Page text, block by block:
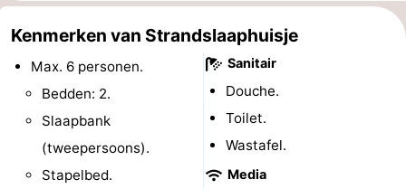
Steden
Natuur
Sporten
Zwembaden
Kenmerken van Strandslaaphuisje
Max. 6 personen.
Bedden: 2.
Slaapbank
(tweepersoons).
Stapelbed.
Sanitair
Douche.
Toilet.
Wastafel.
Media